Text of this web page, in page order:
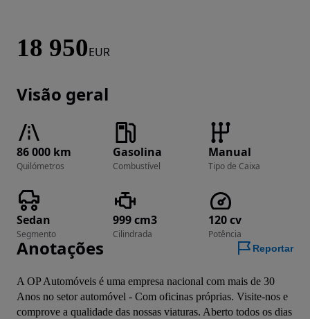
18 950EUR
Visão geral
86 000 km
Quilómetros
Gasolina
Combustível
Manual
Tipo de Caixa
Sedan
Segmento
999 cm3
Cilindrada
120 cv
Potência
Anotações Reportar
A OP Automóveis é uma empresa nacional com mais de 30
Anos no setor automóvel - Com oficinas próprias. Visite-nos e
comprove a qualidade das nossas viaturas. Aberto todos os dias